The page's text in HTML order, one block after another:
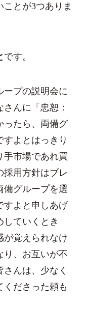
とが3つありま
です。
ープの説明会に
んに「忠恕：
ったら、両備グ
よとはっきり
手市場であれ買
採用方針はブレ
備グループを選
すよと申しあげ
ていくとき
が覚えられなけ
り、お互いが不
んは、少なく
くださった頼も